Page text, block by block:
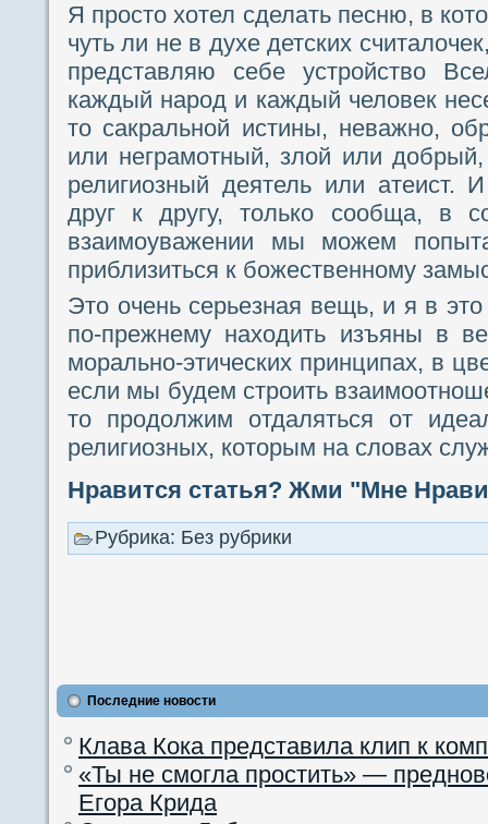
Я просто хотел сделать песню, в
чуть ли не в духе детских
представляю себе устройство
каждый народ и каждый человек
то сакральной истины, неважно,
или неграмотный, злой или
религиозный деятель или атеист.
друг к другу, только сообща, в
взаимоуважении мы можем
приблизиться к божественному
Это очень серьезная вещь, и я в
по-прежнему находить изъяны в
морально-этических принципах, в
если мы будем строить
то продолжим отдаляться от
религиозных, которым на словах
Нравится статья? Жми "Мне
Рубрика: Без рубрики
Последние новости
Клава Кока представила клип к
«Ты не смогла простить» —
Егора Крида